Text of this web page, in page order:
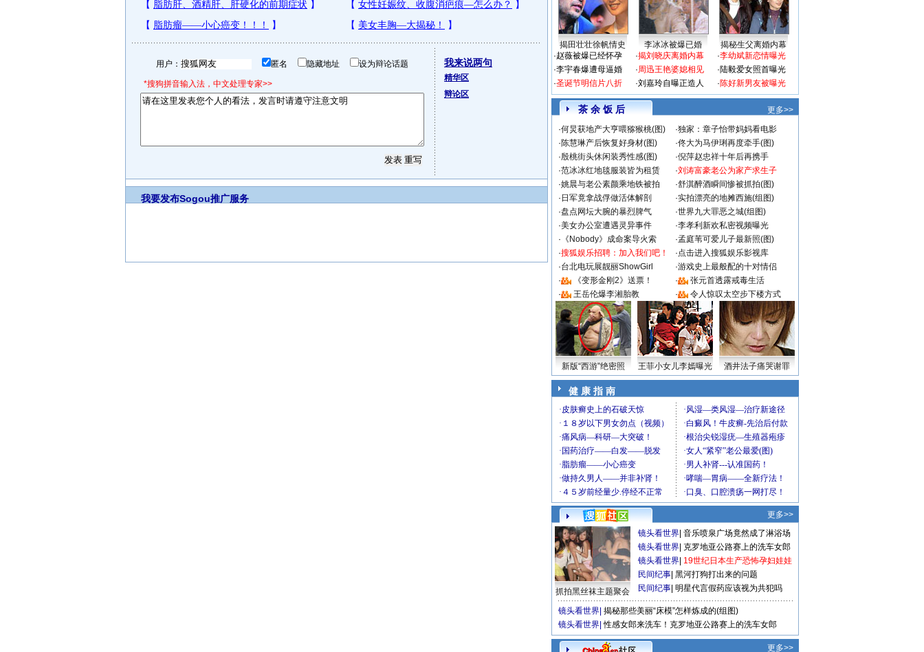
用户： 匿名 隐藏地址 设为辩论话题
*搜狗拼音输入法，中文处理专家>>
我来说两句
精华区
辩论区
我要发布Sogou推广服务
揭田壮壮徐帆情史 李冰冰被爆已婚
揭秘生父离婚内幕
·赵薇被爆已经怀孕
·李宇春爆遭母逼婚
·圣诞节明信片八折
·揭刘晓庆离婚内幕
·周迅王艳婆媳相见
·刘嘉玲自曝正造人
·李幼斌新恋情曝光
·陆毅爱女照首曝光
·陈好新男友被曝光
茶 余 饭 后
更多>>
·何炅获地产大亨喂猕猴桃(图) ·独家：章子怡带妈妈看电影
·陈慧琳产后恢复好身材(图) ·佟大为马伊琍再度牵手(图)
·殷桃街头休闲装秀性感(图) ·倪萍赵忠祥十年后再携手
·范冰冰红地毯服装皆为租赁 ·刘涛富豪老公为家产求生子
·姚晨与老公素颜乘地铁被拍 ·舒淇醉酒瞬间惨被抓拍(图)
· 日军竟拿战俘做活体解剖 ·实拍漂亮的地摊西施(组图)
·盘点网坛大腕的暴烈脾气 ·世界九大罪恶之城(组图)
·美女办公室遭遇灵异事件 ·李孝利新欢私密视频曝光
· 《Nobody》成命案导火索 ·孟庭苇可爱儿子最新照(图)
·搜狐娱乐招聘：加入我们吧！ ·点击进入搜狐娱乐影视库
·台北电玩展靓丽ShowGirl ·游戏史上最般配的十对情侣
·
《变形金刚2》送票！ ·
张元首透露戒毒生活
·
王岳伦爆李湘胎教 · 令人惊叹太空步下楼方式
新版“西游”绝密照 王菲小女儿李嫣曝光 酒井法子痛哭谢罪
健 康 指 南
更多>>
抓拍黑丝袜主题聚会
镜头看世界 音乐喷泉广场竟然成了淋浴场
镜头看世界 克罗地亚公路赛上的洗车女郎
镜头看世界 19世纪日本生产恐怖孕妇娃娃
民间纪事 黑河打狗打出来的问题
民间纪事 明星代言假药应该视为共犯吗
镜头看世界 揭秘那些美丽“床模”怎样炼成的(组图)
镜头看世界 性感女郎来洗车！克罗地亚公路赛上的洗车女郎
更多>>